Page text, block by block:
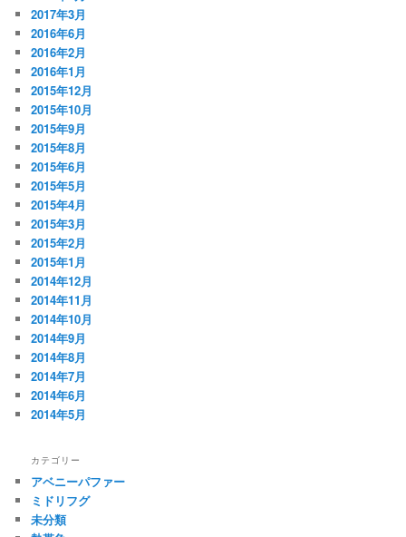
2017年3月
2016年6月
2016年2月
2016年1月
2015年12月
2015年10月
2015年9月
2015年8月
2015年6月
2015年5月
2015年4月
2015年3月
2015年2月
2015年1月
2014年12月
2014年11月
2014年10月
2014年9月
2014年8月
2014年7月
2014年6月
2014年5月
カテゴリー
アベニーパファー
ミドリフグ
未分類